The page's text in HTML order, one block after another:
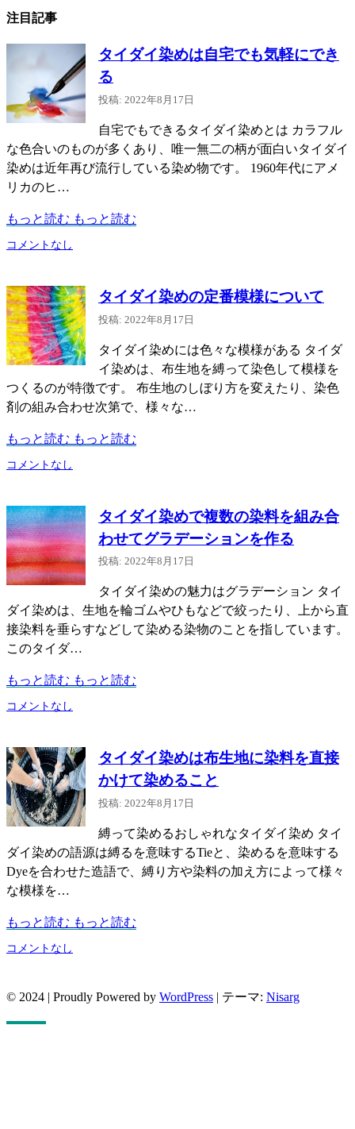
注目記事
タイダイ染めは自宅でも気軽にでき
る
投稿: 2022年8月17日
自宅でもできるタイダイ染めとは カラフル
な色合いのものが多くあり、唯一無二の柄が面白いタイダイ
染めは近年再び流行している染め物です。 1960年代にアメ
リカのヒ…
もっと読む もっと読む
コメントなし
タイダイ染めの定番模様について
投稿: 2022年8月17日
タイダイ染めには色々な模様がある タイダ
イ染めは、布生地を縛って染色して模様を
つくるのが特徴です。 布生地のしぼり方を変えたり、染色
剤の組み合わせ次第で、様々な…
もっと読む もっと読む
コメントなし
タイダイ染めで複数の染料を組み合
わせてグラデーションを作る
投稿: 2022年8月17日
タイダイ染めの魅力はグラデーション タイ
ダイ染めは、生地を輪ゴムやひもなどで絞ったり、上から直
接染料を垂らすなどして染める染物のことを指しています。
このタイダ…
もっと読む もっと読む
コメントなし
タイダイ染めは布生地に染料を直接
かけて染めること
投稿: 2022年8月17日
縛って染めるおしゃれなタイダイ染め タイ
ダイ染めの語源は縛るを意味するTieと、染めるを意味する
Dyeを合わせた造語で、縛り方や染料の加え方によって様々
な模様を…
もっと読む もっと読む
コメントなし
© 2024 | Proudly Powered by WordPress | テーマ: Nisarg